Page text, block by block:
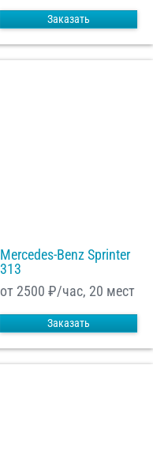
Заказать
Mercedes-Benz Sprinter
313
от 2500 ₽/час, 20 мест
Заказать